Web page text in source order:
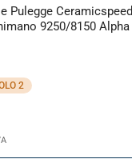
Pulegge Ceramicspeed
9250/8150 Alpha
2